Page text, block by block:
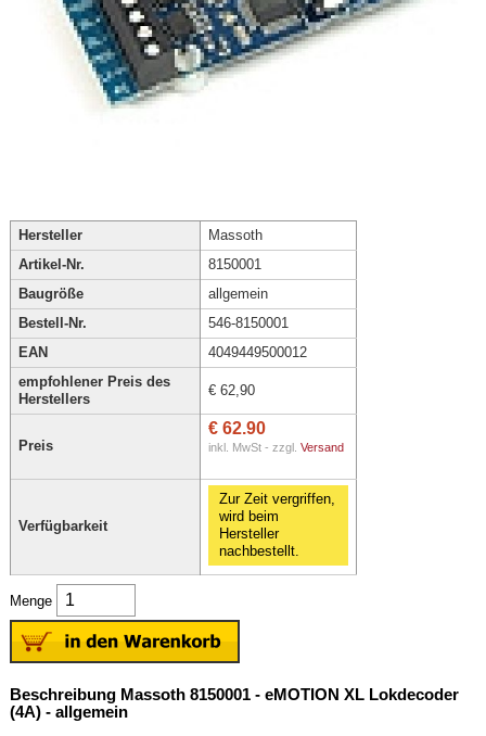
Hersteller
Massoth
Artikel-Nr.
8150001
Baugröße
allgemein
Bestell-Nr.
546-8150001
EAN
4049449500012
empfohlener Preis des
Herstellers
€ 62,90
Preis
€ 62.90
inkl. MwSt - zzgl. Versand
Verfügbarkeit
Zur Zeit vergriffen,
wird beim
Hersteller
nachbestellt.
Menge
Beschreibung Massoth 8150001 - eMOTION XL Lokdecoder
(4A) - allgemein